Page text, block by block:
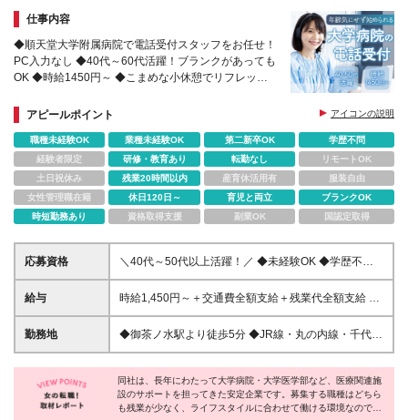
仕事内容
◆順天堂大学附属病院で電話受付スタッフをお任せ！
PC入力なし ◆40代～60代活躍！ブランクがあっても
OK ◆時給1450円～ ◆こまめな小休憩でリフレッシ
アピールポイント
アイコンの説明
職種未経験OK 業種未経験OK 第二新卒OK
学歴不問
経験者限定
研修・教育あり 転勤なし
リモートOK
土日祝休み
残業20時間以内 産育休活用有
服装自由
女性管理職在籍
休日120日～ 育児と両立
ブランクOK
時短勤務あり
資格取得支援 副業OK 国認定取得
応募資格
＼40代～50代以上活躍！／ ◆未経験OK ◆学歴不問
◆アルバイト・パート／ブランク／育児中の方もOK
‥‥このような方にオススメです！‥‥ ＊医療業界に貢
クと業務を進めたい ＊落ち着いた環境で長く活躍し
たい 【契約社員について】 ・契約の更新 有（入社後
限無し
給与
時給1,450円～＋交通費全額支給＋残業代全額支給 ＊
遅番シフトの場合は、プラスで手当を支給いたします
※給与は経験や能力を考慮の上、決定いたします ※試
勤務地
◆御茶ノ水駅より徒歩5分 ◆JR線・丸の内線・千代田
線など複数路線使える 【勤務地】 順天堂大学医学部
附属順天堂医院｜東京都文京区本郷3-1-3 ※(変更の範
囲)上記を除く当社関連勤務地
同社は、長年にわたって大学病院・大学医学部など、医療関連施
設のサポートを担ってきた安定企業です。募集する職種はどちら
も残業が少なく、ライフスタイルに合わせて働ける環境なので、